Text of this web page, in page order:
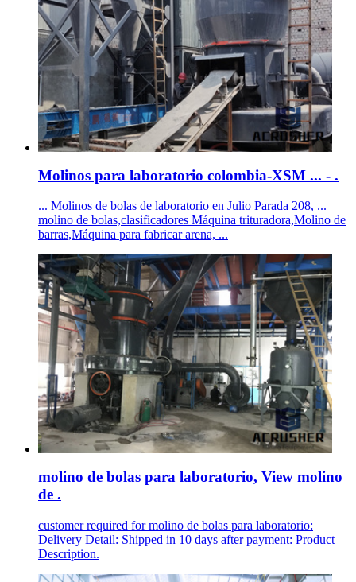
Molinos para laboratorio colombia-XSM ... - .
... Molinos de bolas de laboratorio en Julio Parada 208, ...
molino de bolas,clasificadores Máquina trituradora,Molino de
barras,Máquina para fabricar arena, ...
molino de bolas para laboratorio, View molino
de .
customer required for molino de bolas para laboratorio:
Delivery Detail: Shipped in 10 days after payment: Product
Description.